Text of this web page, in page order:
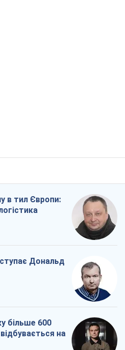
в тил Європи:
Дональд
більше 600
на